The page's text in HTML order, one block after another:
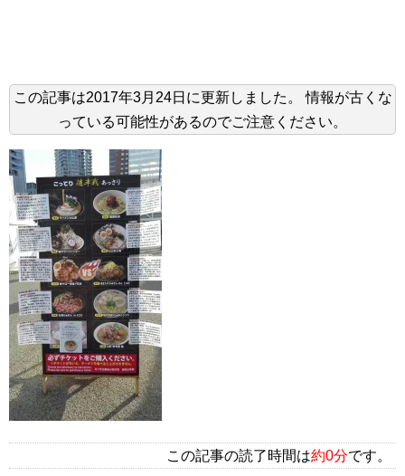
この記事は2017年3月24日 に更新しました。
情報が古くな
っている可能性があるのでご注意ください。
この記事の読了時間は約0分です。